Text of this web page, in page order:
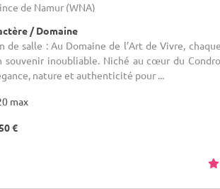
de Namur (WNA)
/ Domaine
de salle : Au Domaine de l’Art de Vivre,
souvenir inoubliable. Niché au cœur du
nature et authenticité pour ...
max
€